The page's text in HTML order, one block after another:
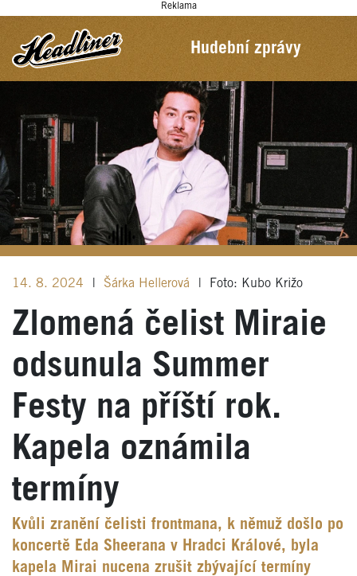
Reklama
Hudební zprávy
14. 8. 2024 Šárka Hellerová Foto: Kubo Križo
Zlomená čelist Miraie
odsunula Summer
Festy na příští rok.
Kapela oznámila
termíny
Kvůli zranění čelisti frontmana, k němuž došlo po
koncertě Eda Sheerana v Hradci Králové, byla
kapela Mirai nucena zrušit zbývající termíny